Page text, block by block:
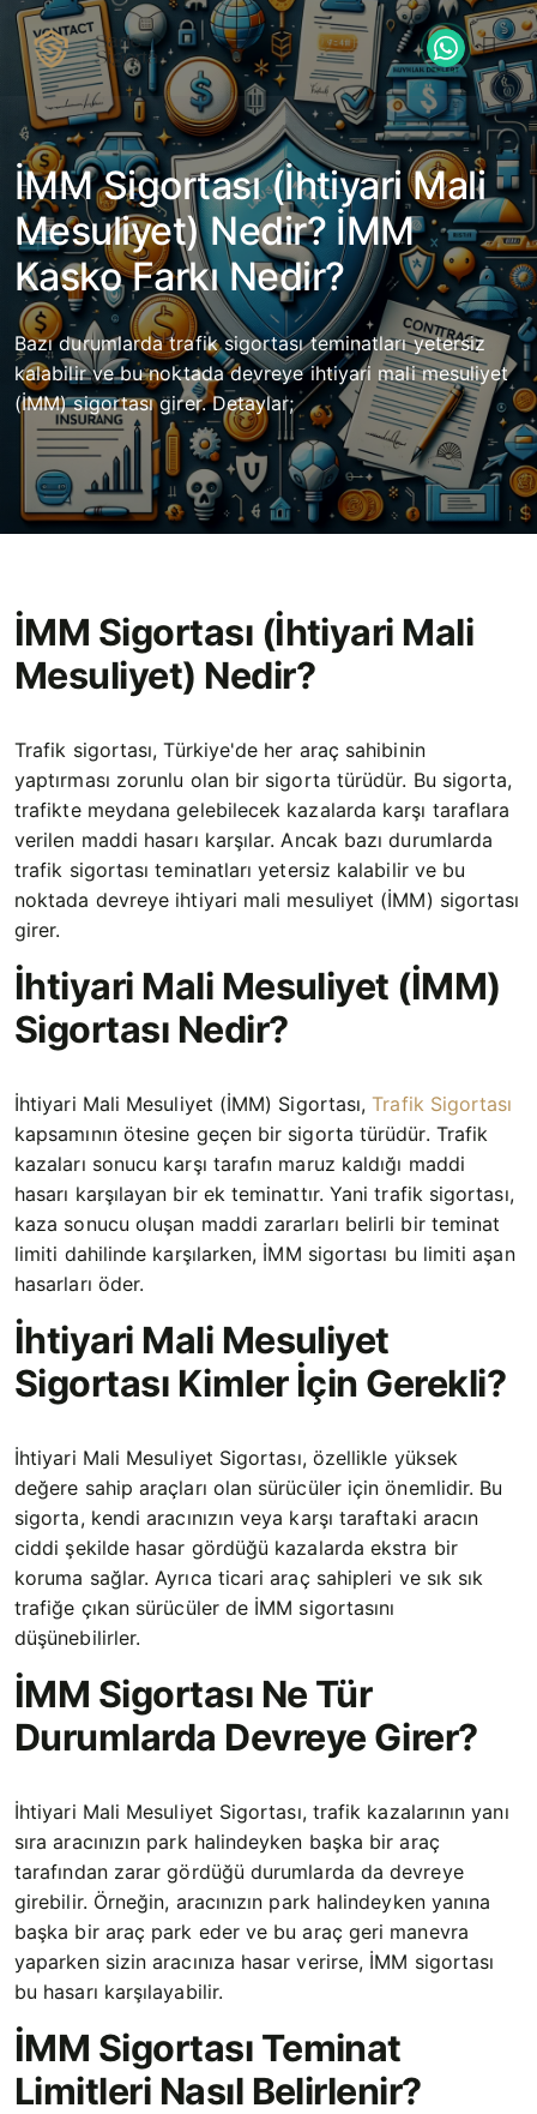
İMM Sigortası (İhtiyari Mali
Mesuliyet) Nedir? İMM
Kasko Farkı Nedir?
Bazı durumlarda trafik sigortası teminatları yetersiz
kalabilir ve bu noktada devreye ihtiyari mali mesuliyet
(İMM) sigortası girer. Detaylar;
İMM Sigortası (İhtiyari Mali
Mesuliyet) Nedir?
Trafik sigortası, Türkiye'de her araç sahibinin
yaptırması zorunlu olan bir sigorta türüdür. Bu sigorta,
trafikte meydana gelebilecek kazalarda karşı taraflara
verilen maddi hasarı karşılar. Ancak bazı durumlarda
trafik sigortası teminatları yetersiz kalabilir ve bu
noktada devreye ihtiyari mali mesuliyet (İMM) sigortası
girer.
İhtiyari Mali Mesuliyet (İMM)
Sigortası Nedir?
İhtiyari Mali Mesuliyet (İMM) Sigortası,Trafik Sigortası
kapsamının ötesine geçen bir sigorta türüdür. Trafik
kazaları sonucu karşı tarafın maruz kaldığı maddi
hasarı karşılayan bir ek teminattır. Yani trafik sigortası,
kaza sonucu oluşan maddi zararları belirli bir teminat
limiti dahilinde karşılarken, İMM sigortası bu limiti aşan
hasarları öder.
İhtiyari Mali Mesuliyet
Sigortası Kimler İçin Gerekli?
İhtiyari Mali Mesuliyet Sigortası, özellikle yüksek
değere sahip araçları olan sürücüler için önemlidir. Bu
sigorta, kendi aracınızın veya karşı taraftaki aracın
ciddi şekilde hasar gördüğü kazalarda ekstra bir
koruma sağlar. Ayrıca ticari araç sahipleri ve sık sık
trafiğe çıkan sürücüler de İMM sigortasını
düşünebilirler.
İMM Sigortası Ne Tür
Durumlarda Devreye Girer?
İhtiyari Mali Mesuliyet Sigortası, trafik kazalarının yanı
sıra aracınızın park halindeyken başka bir araç
tarafından zarar gördüğü durumlarda da devreye
girebilir. Örneğin, aracınızın park halindeyken yanına
başka bir araç park eder ve bu araç geri manevra
yaparken sizin aracınıza hasar verirse, İMM sigortası
bu hasarı karşılayabilir.
İMM Sigortası Teminat
Limitleri Nasıl Belirlenir?